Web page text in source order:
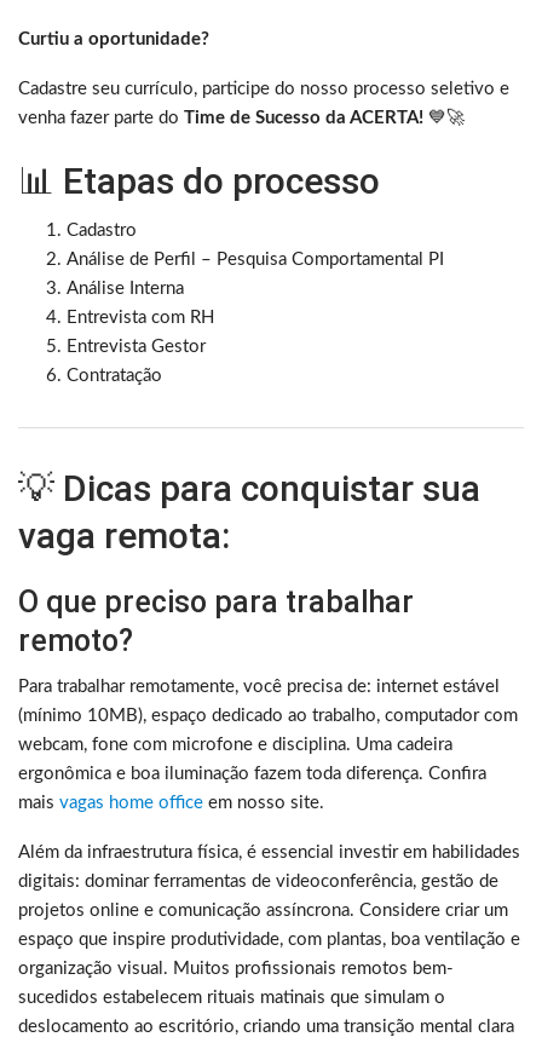
Curtiu a oportunidade?
Cadastre seu currículo, participe do nosso processo seletivo e
venha fazer parte do Time de Sucesso da ACERTA! 💙🚀
📊 Etapas do processo
Cadastro
Análise de Perfil – Pesquisa Comportamental PI
Análise Interna
Entrevista com RH
Entrevista Gestor
Contratação
💡 Dicas para conquistar sua
vaga remota:
O que preciso para trabalhar
remoto?
Para trabalhar remotamente, você precisa de: internet estável
(mínimo 10MB), espaço dedicado ao trabalho, computador com
webcam, fone com microfone e disciplina. Uma cadeira
ergonômica e boa iluminação fazem toda diferença. Confira
mais vagas home office em nosso site.
Além da infraestrutura física, é essencial investir em habilidades
digitais: dominar ferramentas de videoconferência, gestão de
projetos online e comunicação assíncrona. Considere criar um
espaço que inspire produtividade, com plantas, boa ventilação e
organização visual. Muitos profissionais remotos bem-
sucedidos estabelecem rituais matinais que simulam o
deslocamento ao escritório, criando uma transição mental clara